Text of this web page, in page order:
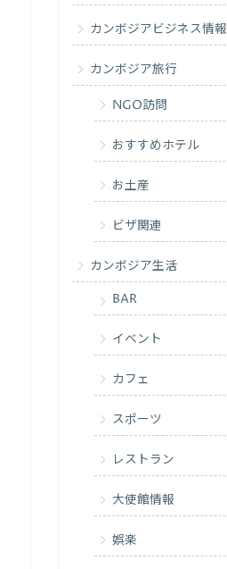
カンボジアビジネス情報
カンボジア旅行
NGO訪問
おすすめホテル
お土産
ビザ関連
カンボジア生活
BAR
イベント
カフェ
スポーツ
レストラン
大使館情報
娯楽